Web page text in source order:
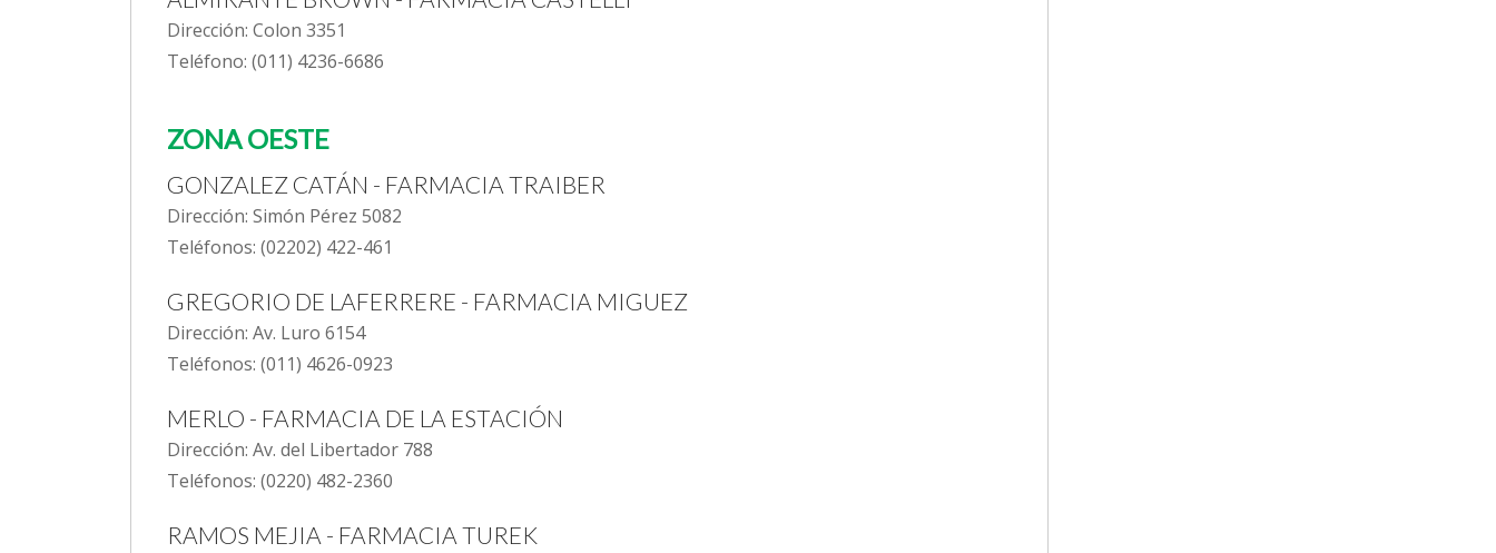
Dirección: Colon 3351
Teléfono: (011) 4236-6686
ZONA OESTE
GONZALEZ CATÁN - FARMACIA TRAIBER
Dirección: Simón Pérez 5082
Teléfonos: (02202) 422-461
GREGORIO DE LAFERRERE - FARMACIA MIGUEZ
Dirección: Av. Luro 6154
Teléfonos: (011) 4626-0923
MERLO - FARMACIA DE LA ESTACIÓN
Dirección: Av. del Libertador 788
Teléfonos: (0220) 482-2360
RAMOS MEJIA - FARMACIA TUREK